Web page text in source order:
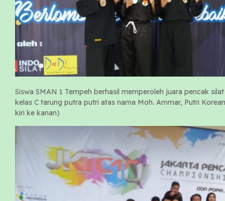
Siswa SMAN 1 Tempeh berhasil memperoleh juara pencak
kelas C tarung putra putri atas nama Moh. Ammar, Putri
kiri ke kanan)